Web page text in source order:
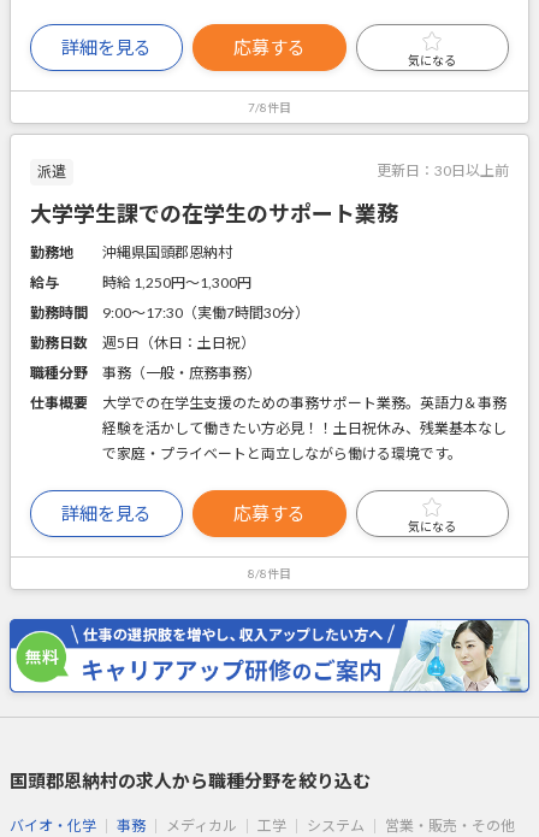
詳細を見る 応募する
気になる
7/8件目
派遣 更新日： 30日以上前
大学学生課での在学生のサポート業務
勤務地
沖縄県国頭郡恩納村
給与
時給 1,250円〜1,300円
勤務時間
9:00～17:30（実働7時間30分）
勤務日数
週5日（休日：土日祝）
職種分野
事務（一般・庶務事務）
仕事概要
大学での在学生支援のための事務サポート業務。英語力＆事務
経験を活かして働きたい方必見！！土日祝休み、残業基本なし
で家庭・プライベートと両立しながら働ける環境です。
詳細を見る 応募する
気になる
8/8件目
国頭郡恩納村の求人から職種分野を絞り込む
バイオ・化学 事務 メディカル 工学 システム 営業・販売・その他